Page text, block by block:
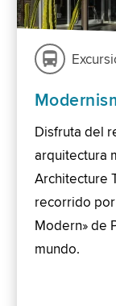
Disfruta del
arquitectura
Architecture
recorrido
Modern» de
mundo.